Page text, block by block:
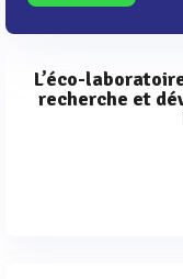
L’éco-
recherche et